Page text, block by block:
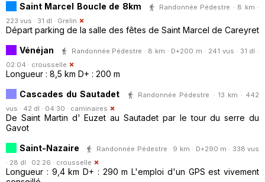
Saint Marcel Boucle de 8km
Randonnée Pédestre · 8 km ·
223 vus · 31 dl · Grelin
Départ parking de la salle des fêtes de Saint Marcel de Careyret
Vénéjan
Randonnée Pédestre · 8 km · D+200 m · 241 vus · 31 dl ·
02:04 · crousselle
Longueur : 8,5 km D+ : 200 m
Cascades du Sautadet
Randonnée Pédestre · 13 km · 442
vus · 42 dl · 04:30 · caminaires
De Saint Martin d' Euzet au Sautadet par le tour du serre du
Gavot
Saint-Nazaire
Randonnée Pédestre · 9 km · D+290 m · 338 vus
· 28 dl · 02:26 · crousselle
Longueur : 9,4 km D+ : 290 m L'emploi d'un GPS est vivement